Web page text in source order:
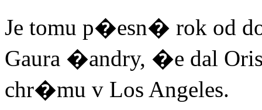
Je tomu p�esn� rok od
Gaura �andry, �e dal
chr�mu v Los Angeles.